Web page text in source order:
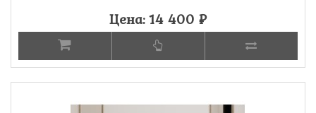
Цена: 14 400 ₽